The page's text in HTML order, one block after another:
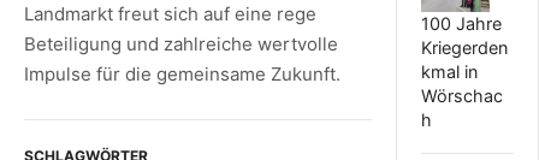
Landmarkt freut sich auf eine rege
Beteiligung und zahlreiche wertvolle
Impulse für die gemeinsame Zukunft.
SCHLAGWÖRTER
100 Jahre
Kriegerden
kmal in
Wörschac
h